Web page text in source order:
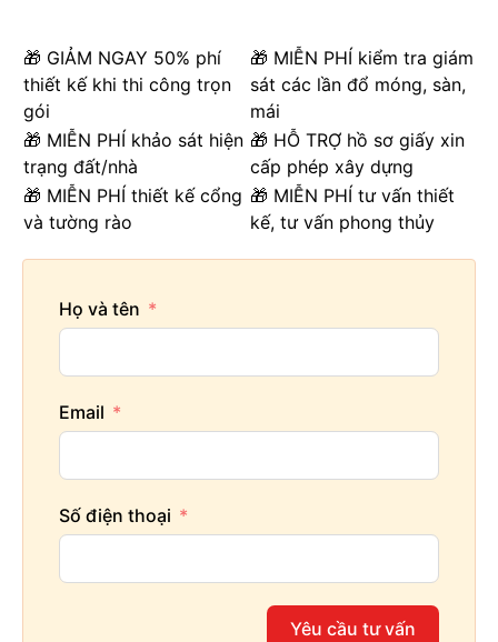
🎁 GIẢM NGAY 50% phí
thiết kế khi thi công trọn
gói
🎁 MIỄN PHÍ kiểm tra giám
sát các lần đổ móng, sàn,
mái
🎁 MIỄN PHÍ khảo sát hiện
trạng đất/nhà
🎁 HỖ TRỢ hồ sơ giấy xin
cấp phép xây dựng
🎁 MIỄN PHÍ thiết kế cổng
và tường rào
🎁 MIỄN PHÍ tư vấn thiết
kế, tư vấn phong thủy
Họ và tên
Email
Số điện thoại
Yêu cầu tư vấn